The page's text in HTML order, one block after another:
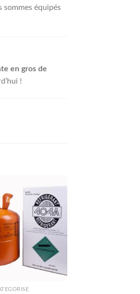
sommes équipés
en gros de
!